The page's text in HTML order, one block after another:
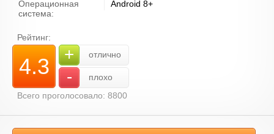
Операционная
система:
Android 8+
Рейтинг:
4.3 + отлично
-
плохо
Всего проголосовало: 8800